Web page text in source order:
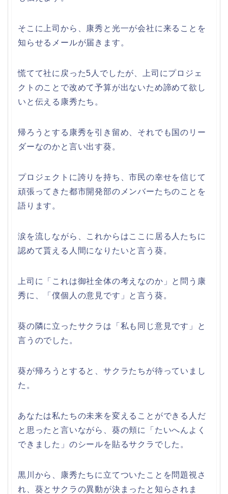
そこに上司から、康秀と光一が会社に来ることを
知らせるメールが届きます。
慌てて社に戻った5人でしたが、上司にプロジェ
クトのことで改めて予算が出ないため諦めて欲し
いと伝える康秀たち。
帰ろうとする康秀を引き留め、それでも国のリー
ダーなのかと言い出す葵。
プロジェクトに誇りを持ち、市民の幸せを信じて
頑張ってきた都市開発部のメンバーたちのことを
語ります。
涙を流しながら、これからはここに居る人たちに
認めて貰える人間になりたいと言う葵。
上司に「これは御社全体の考えなのか」と問う康
秀に、「僕個人の意見です」と言う葵。
葵の隣に立ったサクラは「私も同じ意見です」と
言うのでした。
葵が帰ろうとすると、サクラたちが待っていまし
た。
あなたは私たちの未来を変えることができる人だ
と思ったと言いながら、葵の頬に「たいへんよく
できました」のシールを貼るサクラでした。
黒川から、康秀たちに立てついたことを問題視さ
れ、葵とサクラの異動が決まったと知らされま